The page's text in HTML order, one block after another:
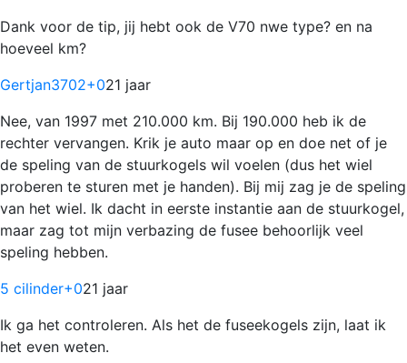
Dank voor de tip, jij hebt ook de V70 nwe type? en na
hoeveel km?
Gertjan3702+021 jaar
Nee, van 1997 met 210.000 km. Bij 190.000 heb ik de
rechter vervangen. Krik je auto maar op en doe net of je
de speling van de stuurkogels wil voelen (dus het wiel
proberen te sturen met je handen). Bij mij zag je de speling
van het wiel. Ik dacht in eerste instantie aan de stuurkogel,
maar zag tot mijn verbazing de fusee behoorlijk veel
speling hebben.
5 cilinder+021 jaar
Ik ga het controleren. Als het de fuseekogels zijn, laat ik
het even weten.